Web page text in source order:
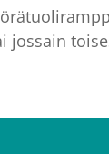
jossain